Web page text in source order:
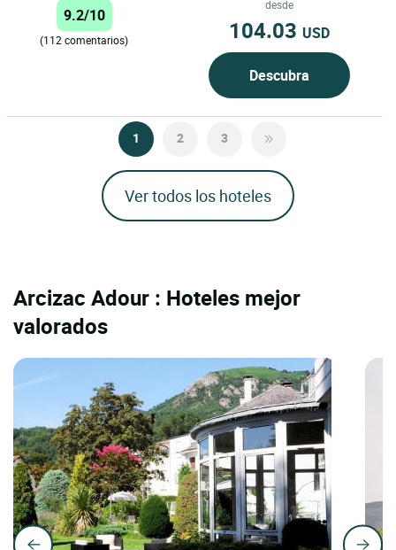
9.2/10
(112 comentarios)
desde
104.03 USD
Descubra
1 2 3
Ver todos los hoteles
Arcizac Adour : Hoteles mejor
valorados